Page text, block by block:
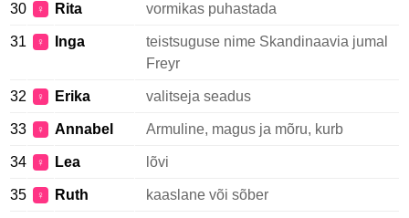
30 ♀ Rita vormikas puhastada
31 ♀ Inga
teistsuguse nime Skandinaavia jumal
Freyr
32 ♀ Erika valitseja seadus
33 ♀ Annabel Armuline, magus ja mõru, kurb
34 ♀ Lea lõvi
35 ♀ Ruth kaaslane või sõber